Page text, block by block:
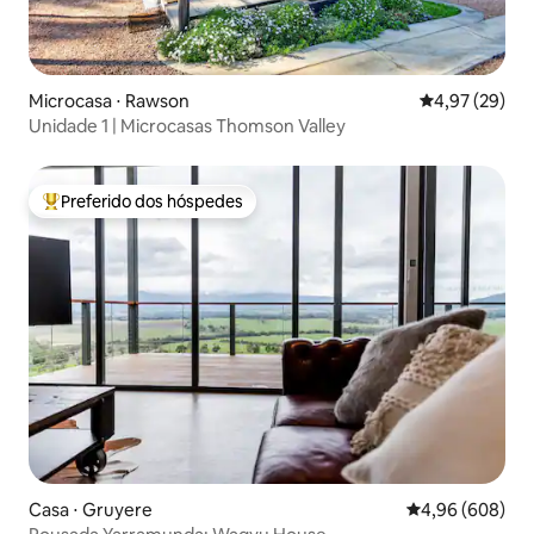
Microcasa ⋅ Rawson 4,97 de uma
4,97 (29)
Unidade 1 | Microcasas Thomson Valley
Entre os melhores preferidos dos hóspedes
Preferido dos hóspedes
Casa ⋅ Gruyere 4,96 de uma
4,96 (608)